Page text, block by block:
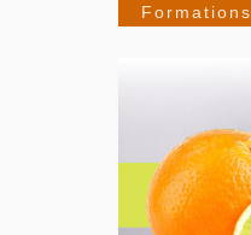
Formations